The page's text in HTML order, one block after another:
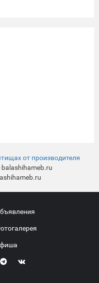
от производителя
balashihameb.ru